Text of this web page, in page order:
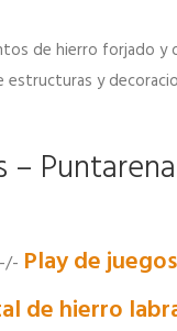
de hierro forjado y
y
–
-/- Play de juegos
de hierro